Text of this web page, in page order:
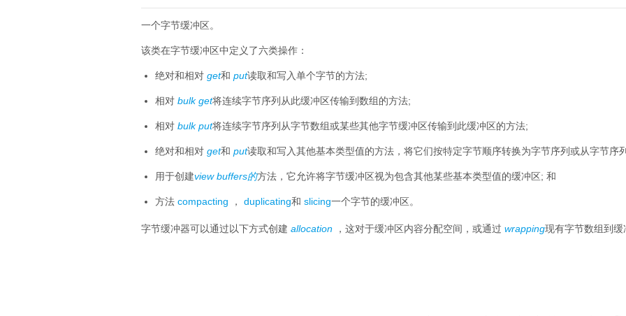
一个字节缓冲区。
该类在字节缓冲区中定义了六类操作：
绝对和相对 get和 put读取和写入单个字节的方法;
相对 bulk get将连续字节序列从此缓冲区传输到数组的方法;
相对 bulk put将连续字节序列从字节数组或某些其他字节缓冲区传输到此缓冲区的方法;
绝对和相对 get和 put读取和写入其他基本类型值的方法，将它们按特定字节顺序转换为字节序列或从字节序
用于创建view buffers的方法，它允许将字节缓冲区视为包含其他某些基本类型值的缓冲区; 和
方法 compacting ， duplicating和 slicing一个字节的缓冲区。
字节缓冲器可以通过以下方式创建 allocation ，这对于缓冲区内容分配空间，或通过 wrapping现有字节数组到缓